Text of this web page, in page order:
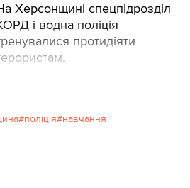
Херсонщині спецпідрозділ
і водна поліція
протидіяти
поліція навчання